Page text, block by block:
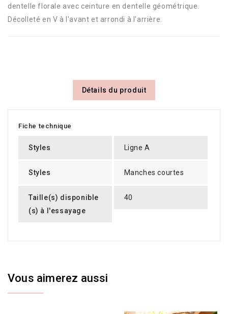
dentelle florale avec ceinture en dentelle géométrique.
Décolleté en V à l'avant et arrondi à l'arrière.
Détails du produit
Fiche technique
Styles Ligne A
Styles Manches courtes
Taille(s) disponible
(s) à l'essayage
40
Vous aimerez aussi